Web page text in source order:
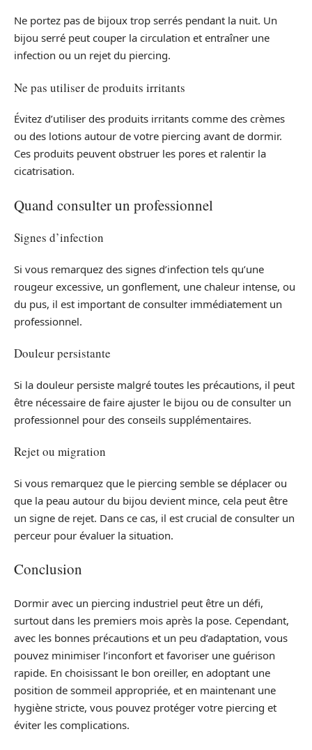
Ne portez pas de bijoux trop serrés pendant la nuit. Un
bijou serré peut couper la circulation et entraîner une
infection ou un rejet du piercing.
Ne pas utiliser de produits irritants
Évitez d’utiliser des produits irritants comme des crèmes
ou des lotions autour de votre piercing avant de dormir.
Ces produits peuvent obstruer les pores et ralentir la
cicatrisation.
Quand consulter un professionnel
Signes d’infection
Si vous remarquez des signes d’infection tels qu’une
rougeur excessive, un gonflement, une chaleur intense, ou
du pus, il est important de consulter immédiatement un
professionnel.
Douleur persistante
Si la douleur persiste malgré toutes les précautions, il peut
être nécessaire de faire ajuster le bijou ou de consulter un
professionnel pour des conseils supplémentaires.
Rejet ou migration
Si vous remarquez que le piercing semble se déplacer ou
que la peau autour du bijou devient mince, cela peut être
un signe de rejet. Dans ce cas, il est crucial de consulter un
perceur pour évaluer la situation.
Conclusion
Dormir avec un piercing industriel peut être un défi,
surtout dans les premiers mois après la pose. Cependant,
avec les bonnes précautions et un peu d’adaptation, vous
pouvez minimiser l’inconfort et favoriser une guérison
rapide. En choisissant le bon oreiller, en adoptant une
position de sommeil appropriée, et en maintenant une
hygiène stricte, vous pouvez protéger votre piercing et
éviter les complications.